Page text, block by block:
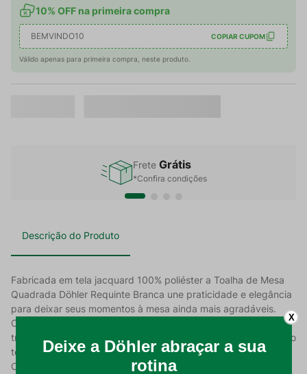
10% OFF na primeira compra
BEMVINDO10 COPIAR CUPOM
Válido apenas para primeira compra, neste produto.
Frete Grátis
*Confira condições
Descrição do Produto
Fabricada em tela jacquard 100% poliéster a Toalha de Mesa
Quadrada Döhler Requinte Branca une praticidade e elegância
para deixar seus momentos à mesa ainda mais agradáveis.
Com design sofisticado e acabamento impecável, ela
transforma a decoração da sua cozinha ou sala de jantar com o
toque de qualidade Döhler que você já conhece e confia.
Com 160cmx160cm, é ideal para mesas redondas de 4
X